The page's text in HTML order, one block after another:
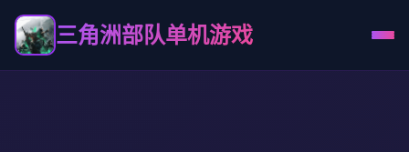
三角洲部队单机游戏